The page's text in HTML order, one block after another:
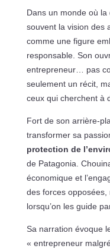
Dans un monde où
souvent la vision des
comme une figure
responsable. Son
entrepreneur… pas
seulement un récit,
ceux qui cherchent à
Fort de son arrière-
transformer sa
protection de
de Patagonia.
économique et
des forces
lorsqu’on les guide
Sa narration évoque
« entrepreneur